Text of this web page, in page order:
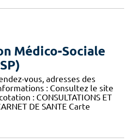
Médico-Sociale
vous, adresses des
: Consultez le site
: CONSULTATIONS ET
DE SANTE Carte